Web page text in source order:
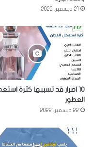
21 ديسمبر، 2022
10 اضرار قد تسببها كثرة
العطور
22 ديسمبر، 2022